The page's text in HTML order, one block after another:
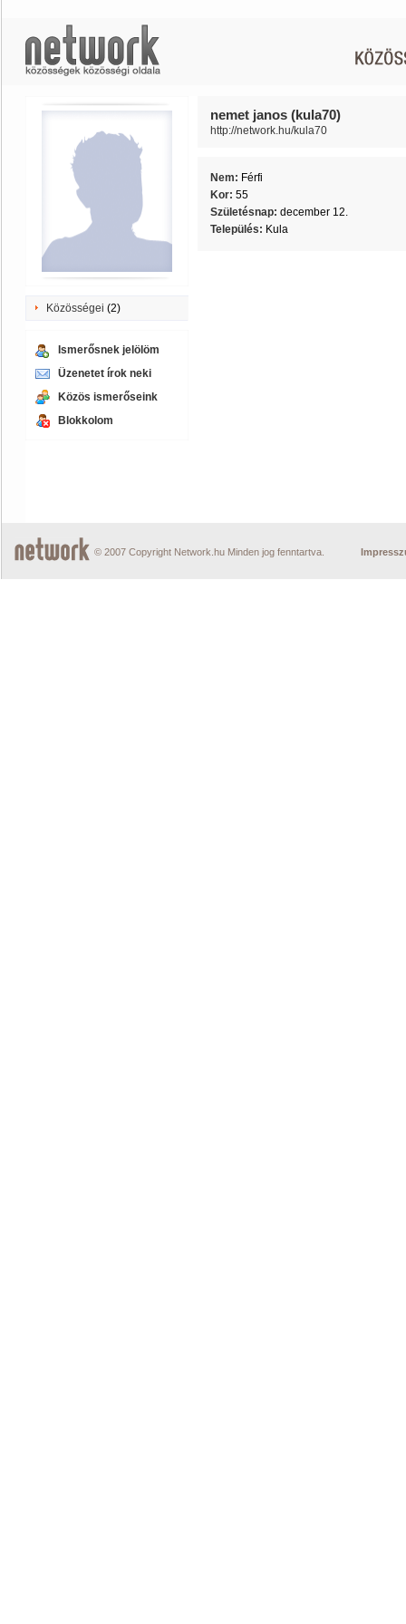
Közösségei (2)
Ismerősnek jelölöm
Üzenetet írok neki
Közös ismerőseink
Blokkolom
nemet janos (kula70)
http://network.hu/kula70
Nem: Férfi
Kor: 55
Születésnap: december 12.
Település: Kula
© 2007 Copyright Network.hu Minden jog fenntartva.